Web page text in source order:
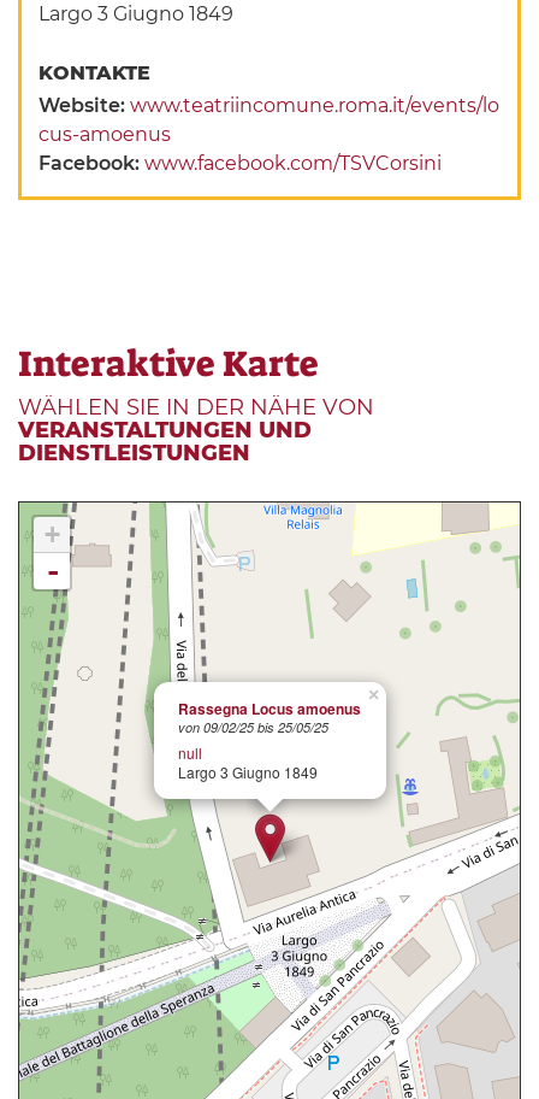
Largo 3 Giugno 1849
KONTAKTE
Website:www.teatriincomune.roma.it/events/lo
cus-amoenus
Facebook:www.facebook.com/TSVCorsini
Interaktive Karte
WÄHLEN SIE IN DER NÄHE VON
VERANSTALTUNGEN UND
DIENSTLEISTUNGEN
×
Rassegna Locus amoenus
von 09/02/25 bis 25/05/25
null
Largo 3 Giugno 1849
+
-